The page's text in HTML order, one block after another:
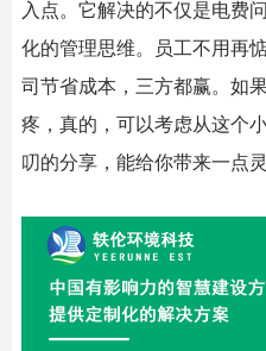
入点。它解决的不仅是电费
化的管理思维。员工不用再
司节省成本，三方都赢。如
疼，真的，可以考虑从这个
叨的分享，能给你带来一点